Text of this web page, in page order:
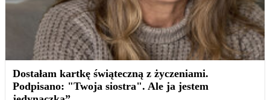
Dostałam kartkę świąteczną z życzeniami.
Podpisano: "Twoja siostra". Ale ja jestem